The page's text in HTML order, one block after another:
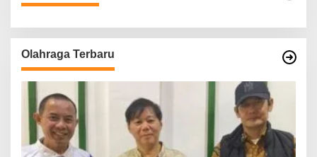
Olahraga Terbaru